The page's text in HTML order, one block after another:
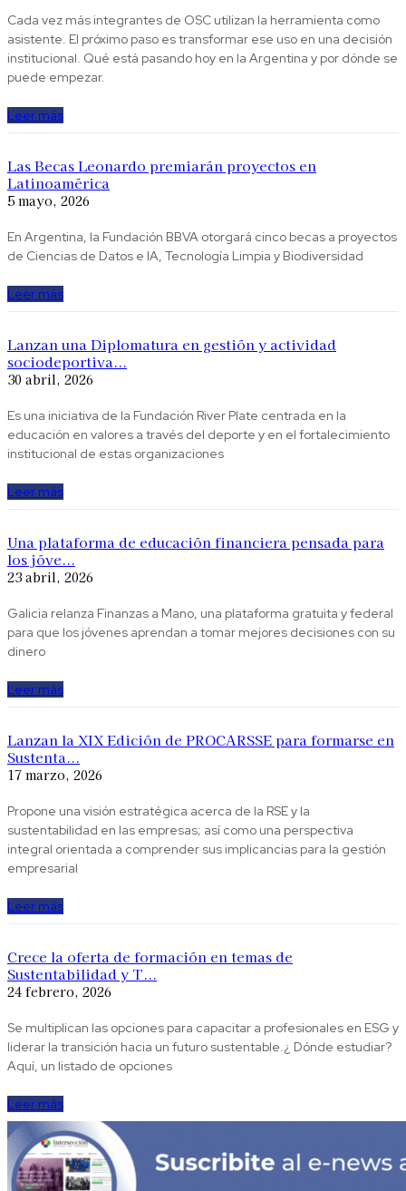
Cada vez más integrantes de OSC utilizan la herramienta como
asistente. El próximo paso es transformar ese uso en una decisión
institucional. Qué está pasando hoy en la Argentina y por dónde se
puede empezar.
Leer más
Las Becas Leonardo premiarán proyectos en
Latinoamérica
5 mayo, 2026
En Argentina, la Fundación BBVA otorgará cinco becas a proyectos
de Ciencias de Datos e IA, Tecnología Limpia y Biodiversidad
Leer más
Lanzan una Diplomatura en gestión y actividad
sociodeportiva...
30 abril, 2026
Es una iniciativa de la Fundación River Plate centrada en la
educación en valores a través del deporte y en el fortalecimiento
institucional de estas organizaciones
Leer más
Una plataforma de educación financiera pensada para
los jóve...
23 abril, 2026
Galicia relanza Finanzas a Mano, una plataforma gratuita y federal
para que los jóvenes aprendan a tomar mejores decisiones con su
dinero
Leer más
Lanzan la XIX Edición de PROCARSSE para formarse en
Sustenta...
17 marzo, 2026
Propone una visión estratégica acerca de la RSE y la
sustentabilidad en las empresas; así como una perspectiva
integral orientada a comprender sus implicancias para la gestión
empresarial
Leer más
Crece la oferta de formación en temas de
Sustentabilidad y T...
24 febrero, 2026
Se multiplican las opciones para capacitar a profesionales en ESG y
liderar la transición hacia un futuro sustentable.¿ Dónde estudiar?
Aquí, un listado de opciones
Leer más